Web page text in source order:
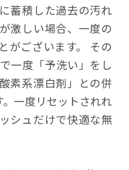
蓄積した過去の汚れ
激しい場合、一度の
がございます。 その
一度「予洗い」をし
素系漂白剤」との併
一度リセットされれ
シュだけで快適な無